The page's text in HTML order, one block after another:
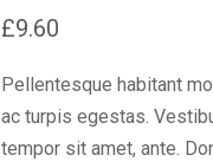
£9.60
Pellentesque habitant
ac turpis egestas.
tempor sit amet, ante.